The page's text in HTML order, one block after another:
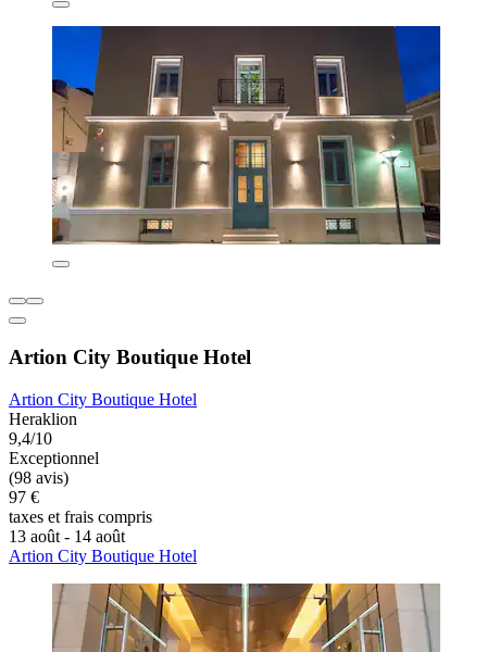
Artion City Boutique Hotel
Artion City Boutique Hotel
Heraklion
9,4/10
Exceptionnel
(98 avis)
97 €
taxes et frais compris
13 août - 14 août
Artion City Boutique Hotel